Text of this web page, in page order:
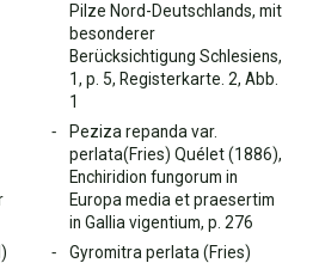
Pilze Nord-Deutschlands, mit
besonderer
Berücksichtigung Schlesiens,
1, p. 5, Registerkarte. 2, Abb.
1
Peziza repanda var.
perlata(Fries) Quélet (1886),
Enchiridion fungorum in
Europa media et praesertim
in Gallia vigentium, p. 276
Gyromitra perlata (Fries)